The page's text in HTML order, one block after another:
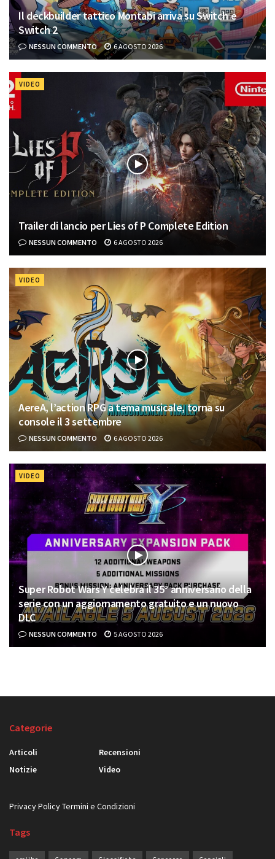
Il deckbuilder tattico Montabi arriva su Switch e
Switch 2
NESSUN COMMENTO 6 AGOSTO 2026
VIDEO
Trailer di lancio per Lies of P Complete Edition
NESSUN COMMENTO 6 AGOSTO 2026
VIDEO
AereA, l’action RPG a tema musicale, torna su
console il 3 settembre
NESSUN COMMENTO 6 AGOSTO 2026
VIDEO
Super Robot Wars Y celebra il 35° anniversario della
serie con un aggiornamento gratuito e un nuovo
DLC
NESSUN COMMENTO 5 AGOSTO 2026
Categorie
Articoli
Notizie
Recensioni
Video
Privacy PolicyTermini e Condizioni
Tags